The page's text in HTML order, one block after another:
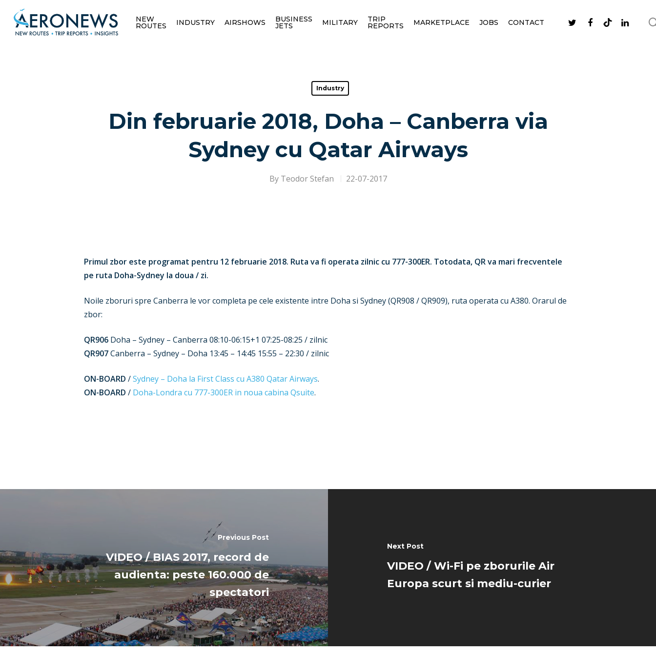
NEW
ROUTES INDUSTRY AIRSHOWS BUSINESS
JETS MILITARY TRIP
REPORTS MARKETPLACE JOBS CONTACT
Industry
Din februarie 2018, Doha – Canberra via
Sydney cu Qatar Airways
By Teodor Stefan 22-07-2017
Primul zbor este programat pentru 12 februarie 2018. Ruta va fi operata zilnic cu 777-300ER. Totodata, QR va mari frecventele
pe ruta Doha-Sydney la doua / zi.
Noile zboruri spre Canberra le vor completa pe cele existente intre Doha si Sydney (QR908 / QR909), ruta operata cu A380. Orarul de
zbor:
QR906 Doha – Sydney – Canberra 08:10-06:15+1 07:25-08:25 / zilnic
QR907Canberra – Sydney – Doha 13:45 – 14:45 15:55 – 22:30 / zilnic
ON-BOARD /Sydney – Doha la First Class cu A380 Qatar Airways.
ON-BOARD / Doha-Londra cu 777-300ER in noua cabina Qsuite.
Previous Post
VIDEO / BIAS 2017, record de
audienta: peste 160.000 de
spectatori
Next Post
VIDEO / Wi-Fi pe zborurile Air
Europa scurt si mediu-curier